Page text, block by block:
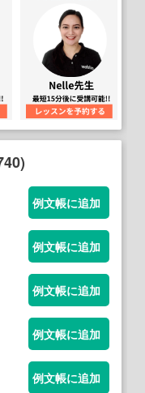
例文帳に追加
例文帳に追加
例文帳に追加
例文帳に追加
例文帳に追加